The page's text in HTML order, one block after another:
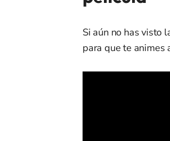
Si aún no has visto
para que te animes